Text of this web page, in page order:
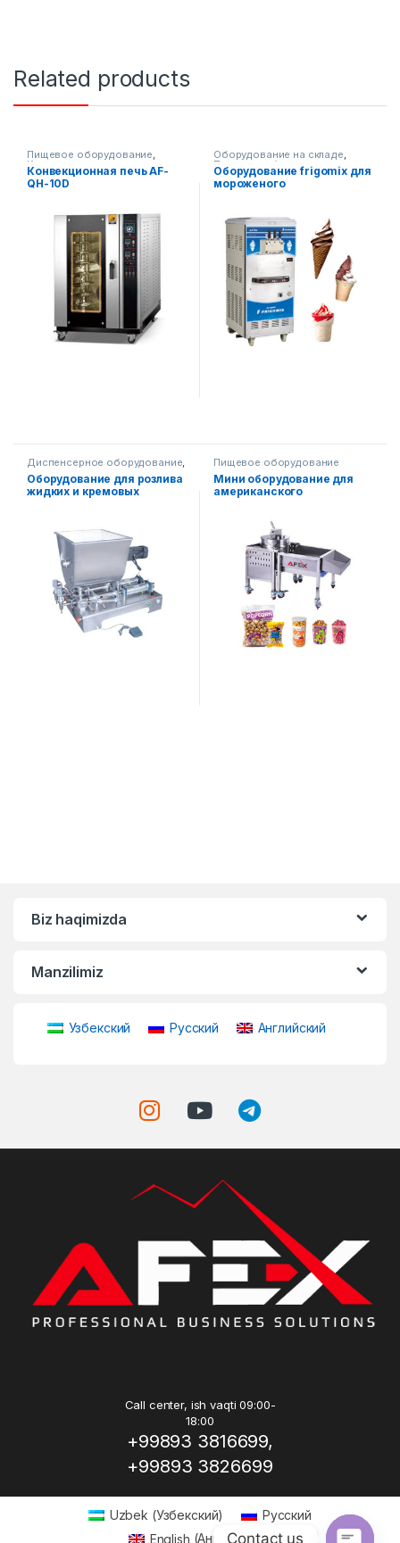
Related products
Пищевое оборудование,
Кондитерские печи
Конвекционная печь AF-
QH-10D
Оборудование на складе,
Пищевое оборудование
Оборудование frigomix для
мороженого
Диспенсерное оборудование,
Пищевое оборудование
Упаковочное оборудование
Оборудование для розлива
жидких и кремовых
Пищевое оборудование
Мини оборудование для
американского
Biz haqimizda
Manzilimiz
Узбекский Русский Английский
Call center, ish vaqti 09:00-
18:00
+99893 3816699,
+99893 3826699
Uzbek (Узбекский)
Русский
English (Английский)
Contact us